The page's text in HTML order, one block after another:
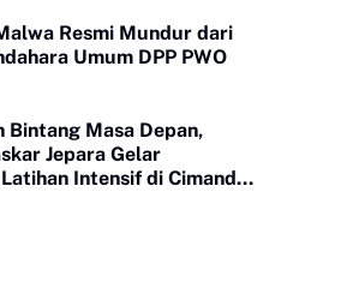
Resmi Mundur dari
Umum DPP PWO
Bintang Masa Depan,
Jepara Gelar
Intensif di Cimande